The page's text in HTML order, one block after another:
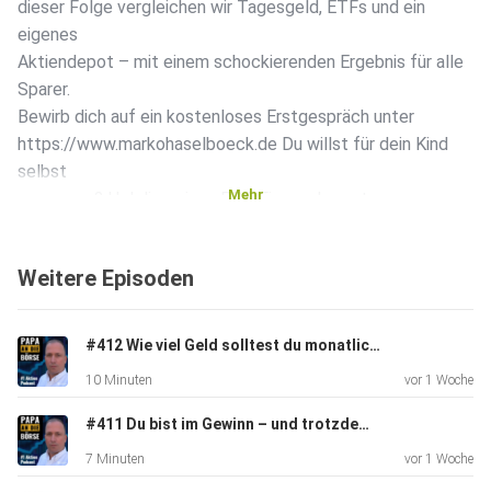
dieser Folge vergleichen wir Tagesgeld, ETFs und ein
eigenes
Aktiendepot – mit einem schockierenden Ergebnis für alle
Sparer.
Bewirb dich auf ein kostenloses Erstgespräch unter
https://www.markohaselboeck.de Du willst für dein Kind
selbst
vorsorgen? Hol dir meinen PDF Finanzplan unter
anlegen? Hol dir meinen PDF Guide unter
auf
Instagram unter
https://www.instagram.com/marko_haselboeck/
Mehr
Weitere Episoden
#412 Wie viel Geld solltest du monatlich in Aktien investieren? Die ehrliche Antwort
10 Minuten vor 1 Woche
#411 Du bist im Gewinn – und trotzdem schlecht investiert
7 Minuten vor 1 Woche